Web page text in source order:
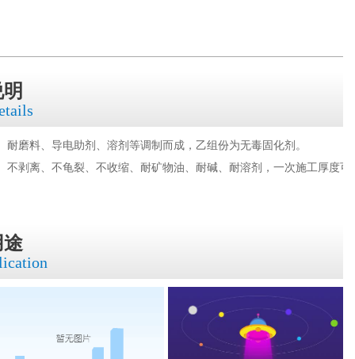
磨料、导电助剂、溶剂等调制而成，乙组份为无毒固化剂。
剥离、不龟裂、不收缩、耐矿物油、耐碱、耐溶剂，一次施工厚度可
途